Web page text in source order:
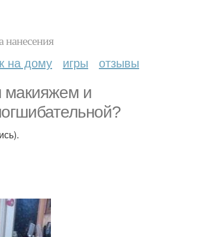
нанесения
на дому игры отзывы
макияжем и